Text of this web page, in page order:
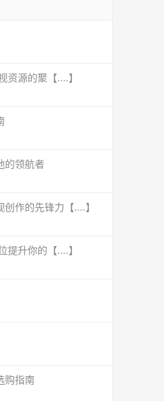
源的聚【....】
的领航者
作的先锋力【....】
升你的【....】
购指南